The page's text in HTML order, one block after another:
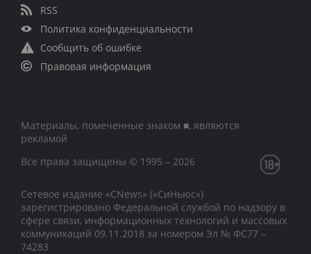
RSS
Политика конфиденциальности
Сообщить об ошибке
Правовая информация
Материалы, помеченные знаком ■, являются
рекламой
Все права защищены © 1995 – 2026
Сетевое издание «CNews» («СиНьюс»)
зарегистрировано Федеральной службой по надзору в
сфере связи, информационных технологий и массовых
коммуникаций 09.11.2018 за номером Эл № ФС77 –
74283